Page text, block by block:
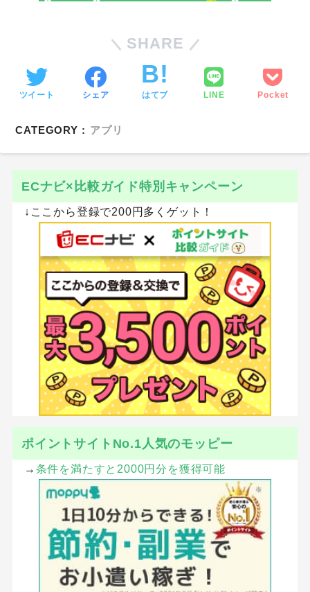
SHARE
ツイート シェア はてブ LINE Pocket
CATEGORY : アプリ
ECナビ×比較ガイド特別キャンペーン
↓ここから登録で200円多くゲット！
ポイントサイトNo.1人気のモッピー
→ 条件を満たすと2000円分を獲得可能